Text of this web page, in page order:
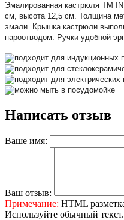
Эмалированная кастрюля TM I
см, высота 12,5 см. Толщина
эмали. Крышка кастрюли
пароотводом. Ручки удобной
Написать отзыв
Ваше имя:
Ваш отзыв:
Примечание: HTML
Используйте обычный текст.